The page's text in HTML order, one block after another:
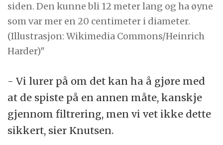
siden. Den kunne bli 12 meter lang og ha øyne
som var mer en 20 centimeter i diameter.
(Illustrasjon: Wikimedia Commons/Heinrich
Harder)"
- Vi lurer på om det kan ha å gjøre med
at de spiste på en annen måte, kanskje
gjennom filtrering, men vi vet ikke dette
sikkert, sier Knutsen.